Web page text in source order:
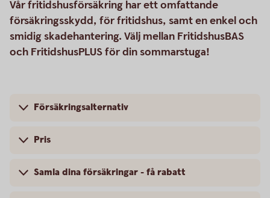
Vår fritidshusförsäkring har ett omfattande
försäkringsskydd, för fritidshus, samt en enkel och
smidig skadehantering. Välj mellan FritidshusBAS
och FritidshusPLUS för din sommarstuga!
Försäkringsalternativ
Pris
Samla dina försäkringar - få rabatt